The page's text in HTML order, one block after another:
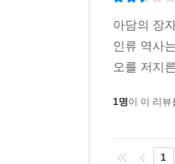
아담의 장
인류 역사
오를 저지
1명이 이 리뷰
1